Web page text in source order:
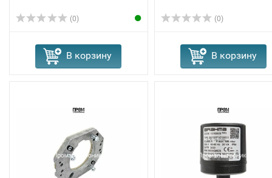
(0)
В корзину
(0)
В корзину